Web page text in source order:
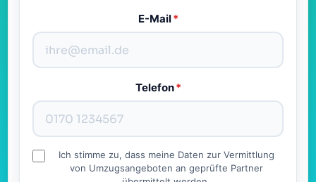
E-Mail*
Telefon*
Ich stimme zu, dass meine Daten zur Vermittlung
von Umzugsangeboten an geprüfte Partner